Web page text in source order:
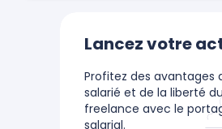
Lancez votre
Profitez des avantages
salarié et de la liberté
freelance avec le
salarial.